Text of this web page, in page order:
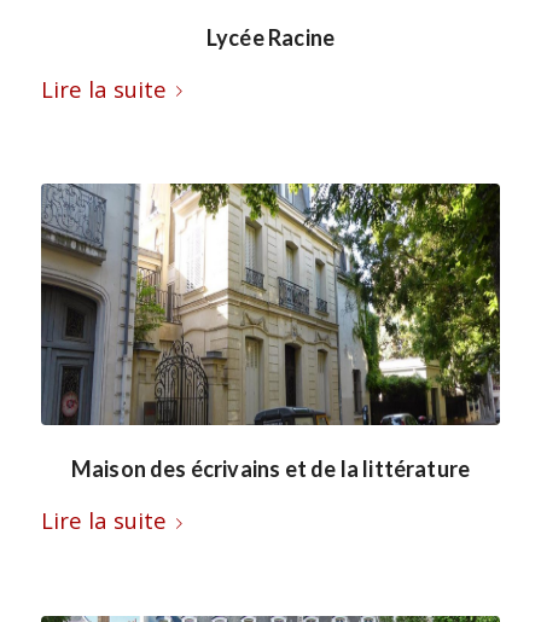
Lycée Racine
Lire la suite
Maison des écrivains et de la littérature
Lire la suite